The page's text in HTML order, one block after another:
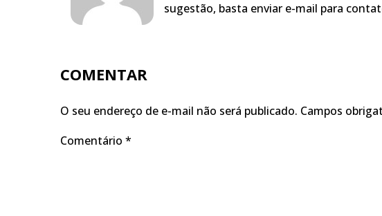
sugestão, basta enviar e-mail para
COMENTAR
O seu endereço de e-mail não será publicado. Campos
Comentário *